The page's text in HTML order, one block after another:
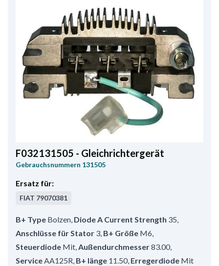
F032131505 - Gleichrichtergerät
Gebrauchsnummern 131505
Ersatz für:
FIAT 79070381
B+ Type Bolzen, Diode A Current Strength 35,
Anschlüsse für Stator 3, B+ Größe M6,
Steuerdiode Mit,Außendurchmesser83.00,
ServiceAA125R, B+ länge 11.50, Erregerdiode Mit